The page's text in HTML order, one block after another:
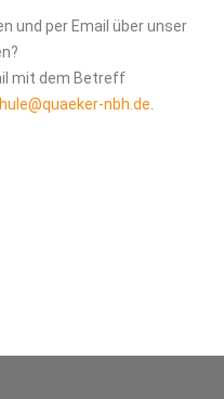
und per Email über unser
mit dem Betreff
nbh.de.